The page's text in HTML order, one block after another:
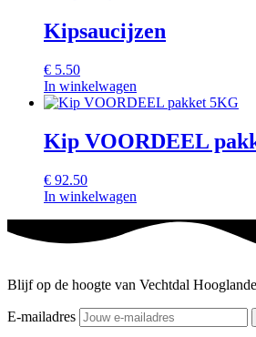
Kipsaucijzen
€ 5.50
In winkelwagen
Kip VOORDEEL
€ 92.50
In winkelwagen
Blijf op de hoogte van Vechtdal
E-mailadres